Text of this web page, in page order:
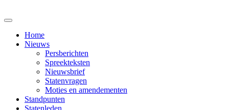
Home
Nieuws
Persberichten
Spreekteksten
Nieuwsbrief
Statenvragen
Moties en amendementen
Standpunten
Statenleden